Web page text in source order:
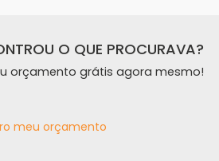
O QUE PROCURAVA?
orçamento grátis agora mesmo!
meu orçamento